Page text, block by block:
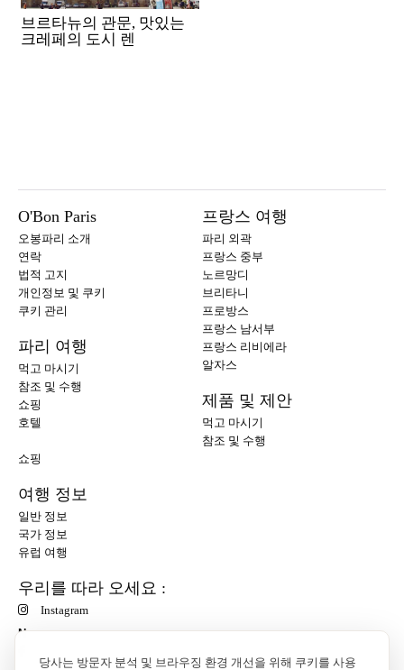
당사는 방문자 분석 및 브라우징 환경 개선을 위해 쿠키를 사용
브르타뉴의 관문, 맛있는
크레페의 도시 렌
O'Bon Paris
오봉파리 소개
연락
법적 고지
개인정보 및 쿠키
쿠키 관리
파리 여행
먹고 마시기
참조 및 수행
쇼핑
호텔
프랑스 여행
파리 외곽
프랑스 중부
노르망디
브리타니
프로방스
프랑스 남서부
프랑스 리비에라
알자스
제품 및 제안
먹고 마시기
참조 및 수행
쇼핑
여행 정보
일반 정보
국가 정보
유럽 여행
우리를 따라 오세요 :
Instagram
N